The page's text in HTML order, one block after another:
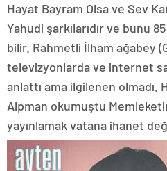
Hayat Bayram Olsa ve Sev
Yahudi şarkılarıdır ve bunu
bilir. Rahmetli İlham ağabey
televizyonlarda ve internet
anlattı ama ilgilenen olmadı.
Alpman okumuştu
yayınlamak vatana ihanet